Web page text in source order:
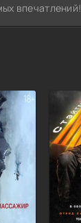
впечатлений!